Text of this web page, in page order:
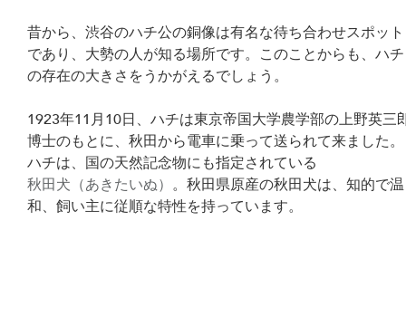
昔から、渋谷のハチ公の銅像は有名な待ち合わせスポット
であり、大勢の人が知る場所です。このことからも、ハチ
の存在の大きさをうかがえるでしょう。
1923年11月10日、ハチは東京帝国大学農学部の上野英三
博士のもとに、秋田から電車に乗って送られて来ました。
ハチは、国の天然記念物にも指定されている
秋田犬（あきたいぬ） 。秋田県原産の秋田犬は、知的で温
和、飼い主に従順な特性を持っています。